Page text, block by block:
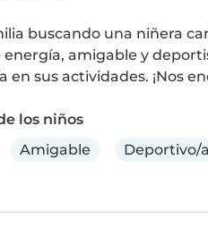
buscando una niñera
energía, amigable y
en sus actividades. ¡Nos
los niños
Amigable Deportivo/a